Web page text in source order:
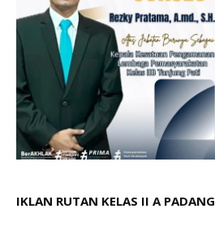
IKLAN RUTAN KELAS II A PADANG